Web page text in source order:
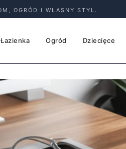
OGRÓD I WŁASNY STYL.
Łazienka Ogród Dziecięce